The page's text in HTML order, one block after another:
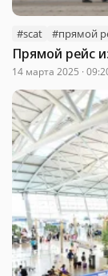
#scat #прямой
Прямой рейс
14 марта 2025 ·